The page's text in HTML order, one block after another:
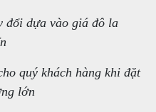
đổi dựa vào giá đô la
quý khách hàng khi đặt
lớn